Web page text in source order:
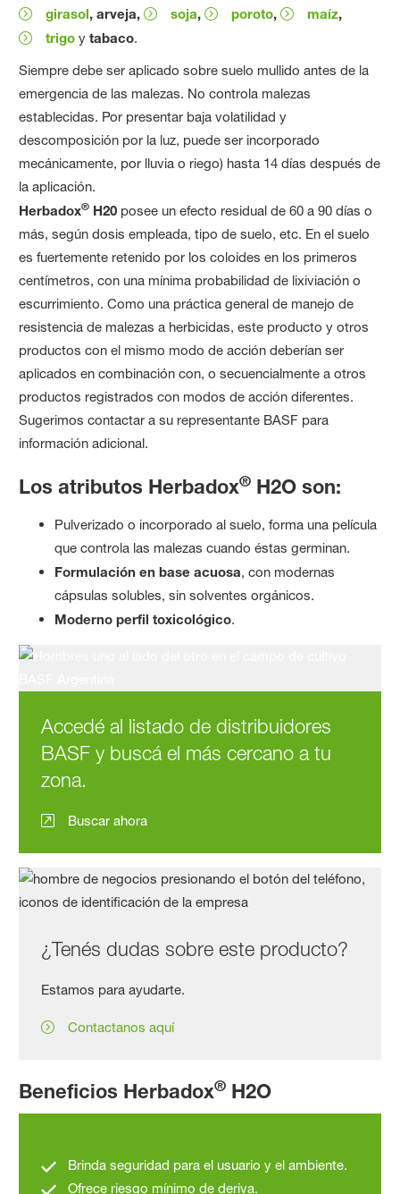
girasol, arveja, soja, poroto, maíz,
trigo ytabaco.
Siempre debe ser aplicado sobre suelo mullido antes de la
emergencia de las malezas. No controla malezas
establecidas. Por presentar baja volatilidad y
descomposición por la luz, puede ser incorporado
mecánicamente, por lluvia o riego) hasta 14 días después de
la aplicación.
Herbadox® H20 posee un efecto residual de 60 a 90 días o
más, según dosis empleada, tipo de suelo, etc. En el suelo
es fuertemente retenido por los coloides en los primeros
centímetros, con una mínima probabilidad de lixiviación o
escurrimiento. Como una práctica general de manejo de
resistencia de malezas a herbicidas, este producto y otros
productos con el mismo modo de acción deberían ser
aplicados en combinación con, o secuencialmente a otros
productos registrados con modos de acción diferentes.
Sugerimos contactar a su representante BASF para
información adicional.
Los atributos Herbadox® H2O son:
Pulverizado o incorporado al suelo, forma una película
que controla las malezas cuando éstas germinan.
Formulación en base acuosa, con modernas
cápsulas solubles, sin solventes orgánicos.
Moderno perfil toxicológico.
Accedé al listado de distribuidores
BASF y buscá el más cercano a tu
zona.
Buscar ahora
¿Tenés dudas sobre este producto?
Estamos para ayudarte.
Contactanos aquí
Beneficios Herbadox® H2O
Brinda seguridad para el usuario y el ambiente.
Ofrece riesgo mínimo de deriva.